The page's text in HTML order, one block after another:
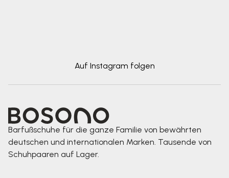
Auf Instagram folgen
Barfußschuhe für die ganze Familie von bewährten
deutschen und internationalen Marken. Tausende von
Schuhpaaren auf Lager.